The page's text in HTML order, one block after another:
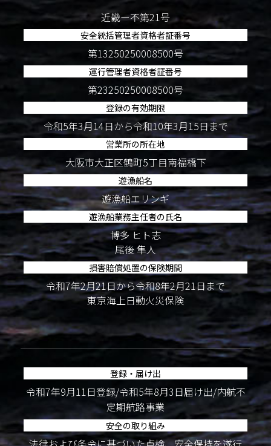
近畿ー不第21号
安全統括管理者資格者証番号
第13250250008500号
運行管理者資格者証番号
第23250250008500号
登録の有効期限
令和5年3月14日から令和10年3月15日まで
営業所の所在地
大阪市大正区鶴町5丁目南福橋下
遊漁船名
遊漁船エリンギ
遊漁船業務主任者の氏名
博多 ヒト志
尾後 隼人
損害賠償処置の保険期間
令和7年2月21日から令和8年2月21日まで
東京海上日動火災保険
登録・届け出
令和7年9月11日登録/令和5年8月3日届け出/内航不
定期航路事業
安全の取り組み